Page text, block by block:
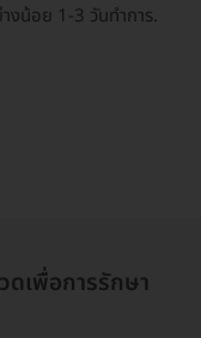
งน้อย 1-3 วันทำการ.
เพื่อการรักษา